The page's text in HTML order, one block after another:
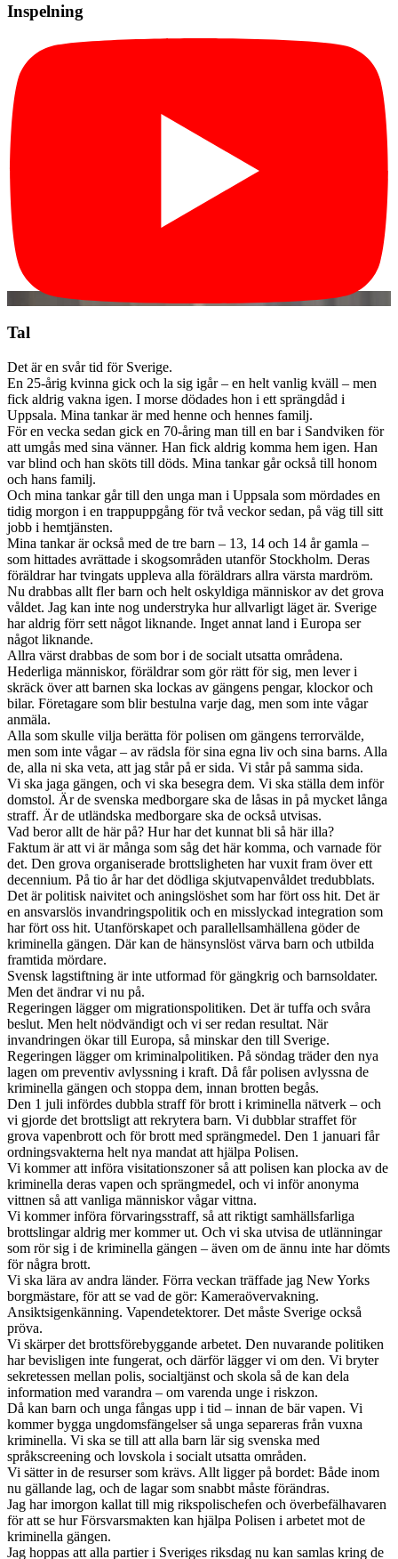
Inspelning
Tal
Det är en svår tid för Sverige.
En 25-årig kvinna gick och la sig igår – en helt vanlig kväll – men
fick aldrig vakna igen. I morse dödades hon i ett sprängdåd i
Uppsala. Mina tankar är med henne och hennes familj.
För en vecka sedan gick en 70-åring man till en bar i Sandviken för
att umgås med sina vänner. Han fick aldrig komma hem igen. Han
var blind och han sköts till döds. Mina tankar går också till honom
och hans familj.
Och mina tankar går till den unga man i Uppsala som mördades en
tidig morgon i en trappuppgång för två veckor sedan, på väg till sitt
jobb i hemtjänsten.
Mina tankar är också med de tre barn – 13, 14 och 14 år gamla –
som hittades avrättade i skogsområden utanför Stockholm. Deras
föräldrar har tvingats uppleva alla föräldrars allra värsta mardröm.
Nu drabbas allt fler barn och helt oskyldiga människor av det grova
våldet. Jag kan inte nog understryka hur allvarligt läget är. Sverige
har aldrig förr sett något liknande. Inget annat land i Europa ser
något liknande.
Allra värst drabbas de som bor i de socialt utsatta områdena.
Hederliga människor, föräldrar som gör rätt för sig, men lever i
skräck över att barnen ska lockas av gängens pengar, klockor och
bilar. Företagare som blir bestulna varje dag, men som inte vågar
anmäla.
Alla som skulle vilja berätta för polisen om gängens terrorvälde,
men som inte vågar – av rädsla för sina egna liv och sina barns. Alla
de, alla ni ska veta, att jag står på er sida. Vi står på samma sida.
Vi ska jaga gängen, och vi ska besegra dem. Vi ska ställa dem inför
domstol. Är de svenska medborgare ska de låsas in på mycket långa
straff. Är de utländska medborgare ska de också utvisas.
Vad beror allt de här på? Hur har det kunnat bli så här illa?
Faktum är att vi är många som såg det här komma, och varnade för
det. Den grova organiserade brottsligheten har vuxit fram över ett
decennium. På tio år har det dödliga skjutvapenvåldet tredubblats.
Det är politisk naivitet och aningslöshet som har fört oss hit. Det är
en ansvarslös invandringspolitik och en misslyckad integration som
har fört oss hit. Utanförskapet och parallellsamhällena göder de
kriminella gängen. Där kan de hänsynslöst värva barn och utbilda
framtida mördare.
Svensk lagstiftning är inte utformad för gängkrig och barnsoldater.
Men det ändrar vi nu på.
Regeringen lägger om migrationspolitiken. Det är tuffa och svåra
beslut. Men helt nödvändigt och vi ser redan resultat. När
invandringen ökar till Europa, så minskar den till Sverige.
Regeringen lägger om kriminalpolitiken. På söndag träder den nya
lagen om preventiv avlyssning i kraft. Då får polisen avlyssna de
kriminella gängen och stoppa dem, innan brotten begås.
Den 1 juli infördes dubbla straff för brott i kriminella nätverk – och
vi gjorde det brottsligt att rekrytera barn. Vi dubblar straffet för
grova vapenbrott och för brott med sprängmedel. Den 1 januari får
ordningsvakterna helt nya mandat att hjälpa Polisen.
Vi kommer att införa visitationszoner så att polisen kan plocka av de
kriminella deras vapen och sprängmedel, och vi inför anonyma
vittnen så att vanliga människor vågar vittna.
Vi kommer införa förvaringsstraff, så att riktigt samhällsfarliga
brottslingar aldrig mer kommer ut. Och vi ska utvisa de utlänningar
som rör sig i de kriminella gängen – även om de ännu inte har dömts
för några brott.
Vi ska lära av andra länder. Förra veckan träffade jag New Yorks
borgmästare, för att se vad de gör: Kameraövervakning.
Ansiktsigenkänning. Vapendetektorer. Det måste Sverige också
pröva.
Vi skärper det brottsförebyggande arbetet. Den nuvarande politiken
har bevisligen inte fungerat, och därför lägger vi om den. Vi bryter
sekretessen mellan polis, socialtjänst och skola så de kan dela
information med varandra – om varenda unge i riskzon.
Då kan barn och unga fångas upp i tid – innan de bär vapen. Vi
kommer bygga ungdomsfängelser så unga separeras från vuxna
kriminella. Vi ska se till att alla barn lär sig svenska med
språkscreening och lovskola i socialt utsatta områden.
Vi sätter in de resurser som krävs. Allt ligger på bordet: Både inom
nu gällande lag, och de lagar som snabbt måste förändras.
Jag har imorgon kallat till mig rikspolischefen och överbefälhavaren
för att se hur Försvarsmakten kan hjälpa Polisen i arbetet mot de
kriminella gängen.
Jag hoppas att alla partier i Sveriges riksdag nu kan samlas kring de